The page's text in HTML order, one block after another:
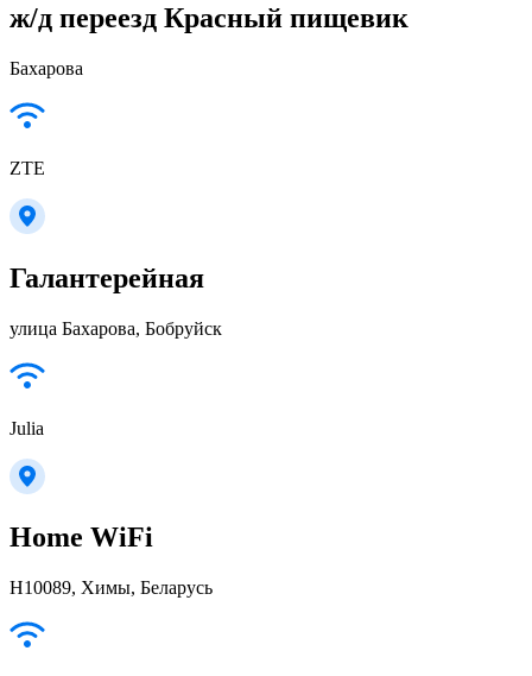
ж/д переезд Красный пищевик
Бахарова
ZTE
Галантерейная
улица Бахарова, Бобруйск
Julia
Home WiFi
Н10089, Химы, Беларусь